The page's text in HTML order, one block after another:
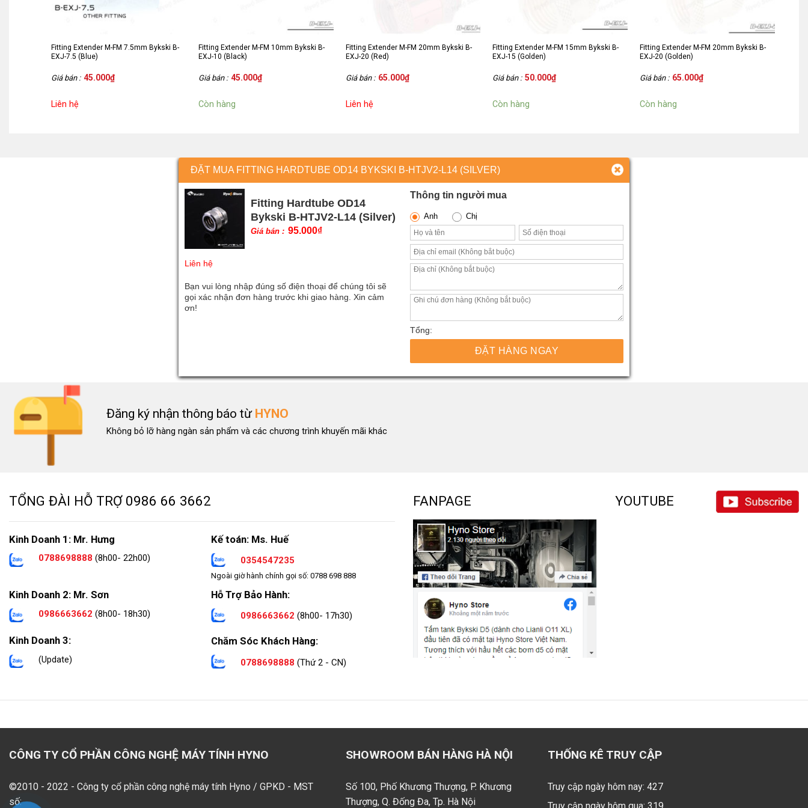
Fitting Extender M-FM 7.5mm Bykski B-
EXJ-7.5 (Blue)
Giá bán : 45.000₫
Liên hệ
Fitting Extender M-FM 10mm Bykski B-
EXJ-10 (Black)
Giá bán : 45.000₫
Còn hàng
Fitting Extender M-FM 20mm Bykski B-
EXJ-20 (Red)
Giá bán : 65.000₫
Liên hệ
Fitting Extender M-FM 15mm Bykski B-
EXJ-15 (Golden)
Giá bán : 50.000₫
Còn hàng
Fitting Extender M-FM 20mm Bykski B-
EXJ-20 (Golden)
Giá bán : 65.000₫
Còn hàng
ĐẶT MUA FITTING HARDTUBE OD14 BYKSKI B-HTJV2-L14 (SILVER)
Fitting Hardtube OD14
Bykski B-HTJV2-L14 (Silver)
Giá bán : 95.000₫
Liên hệ
Bạn vui lòng nhập đúng số điện thoại để chúng tôi sẽ
gọi xác nhận đơn hàng trước khi giao hàng. Xin cảm
ơn!
Thông tin người mua
Anh Chị
Tổng:
ĐẶT HÀNG NGAY
Đăng ký nhận thông báo từ HYNO
Không bỏ lỡ hàng ngàn sản phẩm và các chương trình khuyến mãi khác
TỔNG ĐÀI HỖ TRỢ 0986 66 3662
Kinh Doanh 1: Mr. Hưng
0788698888 (8h00- 22h00)
Kinh Doanh 2: Mr. Sơn
0986663662 (8h00- 18h30)
Kinh Doanh 3:
(Update)
Kế toán: Ms. Huế
0354547235
Ngoài giờ hành chính gọi số: 0788 698 888
Hỗ Trợ Bảo Hành:
0986663662 (8h00- 17h30)
Chăm Sóc Khách Hàng:
0788698888 (Thứ 2 - CN)
FANPAGE YOUTUBE
CÔNG TY CỔ PHẦN CÔNG NGHỆ MÁY TÍNH HYNO
©2010 - 2022 - Công ty cổ phần công nghệ máy tính Hyno / GPKD - MST
số:
SHOWROOM BÁN HÀNG HÀ NỘI
Số 100, Phố Khương Thượng, P. Khương
Thượng, Q. Đống Đa, Tp. Hà Nội
THỐNG KÊ TRUY CẬP
Truy cập ngày hôm nay: 427